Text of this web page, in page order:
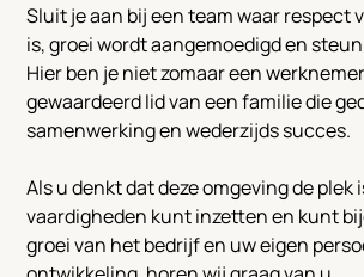
Sluit je aan bij een team waar respect
is, groei wordt aangemoedigd en
Hier ben je niet zomaar een
gewaardeerd lid van een familie die
samenwerking en wederzijds succes.
Als u denkt dat deze omgeving de plek
vaardigheden kunt inzetten en kunt
groei van het bedrijf en uw eigen